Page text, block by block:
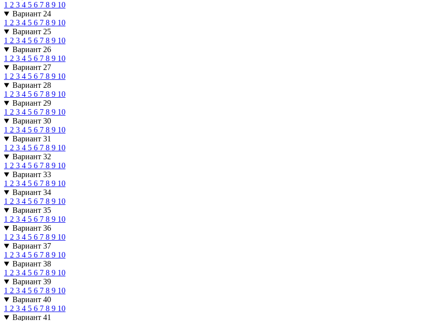
1 2 3 4 5 6 7 8 9 10
Вариант 24
1 2 3 4 5 6 7 8 9 10
Вариант 25
1 2 3 4 5 6 7 8 9 10
Вариант 26
1 2 3 4 5 6 7 8 9 10
Вариант 27
1 2 3 4 5 6 7 8 9 10
Вариант 28
1 2 3 4 5 6 7 8 9 10
Вариант 29
1 2 3 4 5 6 7 8 9 10
Вариант 30
1 2 3 4 5 6 7 8 9 10
Вариант 31
1 2 3 4 5 6 7 8 9 10
Вариант 32
1 2 3 4 5 6 7 8 9 10
Вариант 33
1 2 3 4 5 6 7 8 9 10
Вариант 34
1 2 3 4 5 6 7 8 9 10
Вариант 35
1 2 3 4 5 6 7 8 9 10
Вариант 36
1 2 3 4 5 6 7 8 9 10
Вариант 37
1 2 3 4 5 6 7 8 9 10
Вариант 38
1 2 3 4 5 6 7 8 9 10
Вариант 39
1 2 3 4 5 6 7 8 9 10
Вариант 40
1 2 3 4 5 6 7 8 9 10
Вариант 41